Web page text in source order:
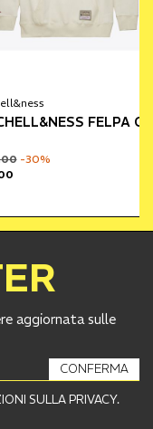
-30%
aggiornata sulle
SULLA PRIVACY.
CONFERMA